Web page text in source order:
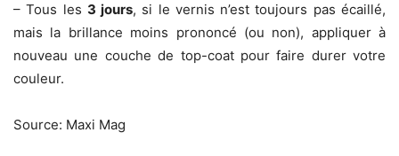
– Tous les 3 jours, si le vernis n’est toujours pas écaillé,
mais la brillance moins prononcé (ou non), appliquer à
nouveau une couche de top-coat pour faire durer votre
couleur.
Source: Maxi Mag